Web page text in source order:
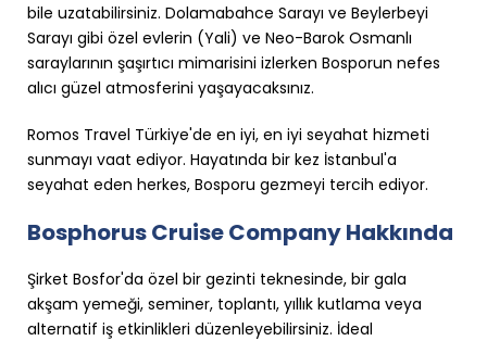
bile uzatabilirsiniz. Dolamabahce Sarayı ve Beylerbeyi
Sarayı gibi özel evlerin (Yali) ve Neo-Barok Osmanlı
saraylarının şaşırtıcı mimarisini izlerken Bosporun nefes
alıcı güzel atmosferini yaşayacaksınız.
Romos Travel Türkiye'de en iyi, en iyi seyahat hizmeti
sunmayı vaat ediyor. Hayatında bir kez İstanbul'a
seyahat eden herkes, Bosporu gezmeyi tercih ediyor.
Bosphorus Cruise Company Hakkında
Şirket Bosfor'da özel bir gezinti teknesinde, bir gala
akşam yemeği, seminer, toplantı, yıllık kutlama veya
alternatif iş etkinlikleri düzenleyebilirsiniz. İdeal